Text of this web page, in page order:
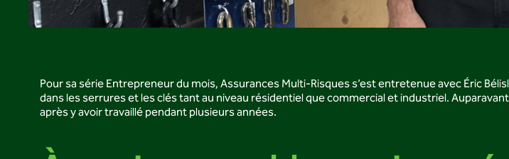
Pour sa série Entrepreneur du mois, Assurances Multi-Risques s’est entretenue avec Éric
dans les serrures et les clés tant au niveau résidentiel que commercial et industriel.
après y avoir travaillé pendant plusieurs années.